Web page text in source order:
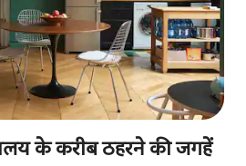
के करीब ठहरने की जगहें